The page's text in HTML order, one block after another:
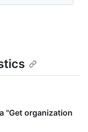
"Get organization